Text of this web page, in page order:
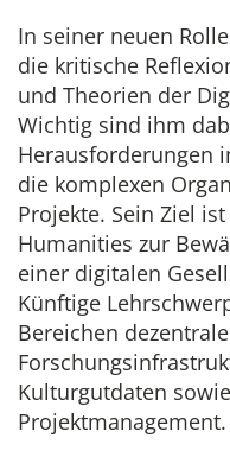
In seiner neuen
die kritische
und Theorien der
Wichtig sind ihm
Herausforderungen
die komplexen
Projekte. Sein Ziel
Humanities zur
einer digitalen
Künftige
Bereichen
Kulturgutdaten
Projektmanagement.